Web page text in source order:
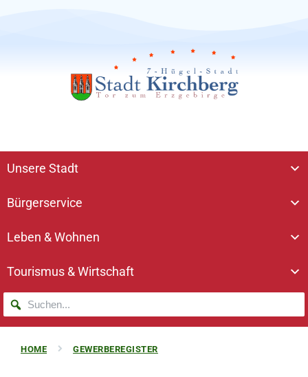
Unsere Stadt
Bürgerservice
Leben & Wohnen
Tourismus & Wirtschaft
HOME GEWERBEREGISTER